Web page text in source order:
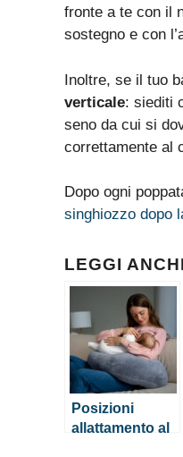
fronte a te con il
sostegno e con
Inoltre, se il tuo
verticale: siediti
seno da cui si
correttamente al
Dopo ogni
singhiozzo dopo
LEGGI
Posizioni
allattamento al